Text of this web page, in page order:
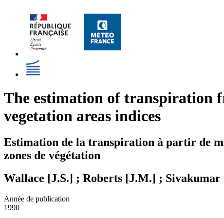
The estimation of transpiration
vegetation areas indices
Estimation de la transpiration à partir de
zones de végétation
Wallace [J.S.] ; Roberts [J.M.] ;
Année de publication
1990